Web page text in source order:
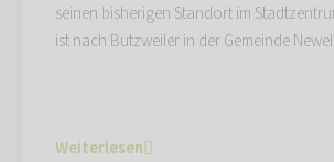
seinen bisherigen Standort im
ist nach Butzweiler in der Gemeinde
Weiterlesen